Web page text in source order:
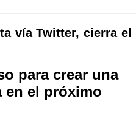
vía Twitter, cierra el
para crear una
en el próximo